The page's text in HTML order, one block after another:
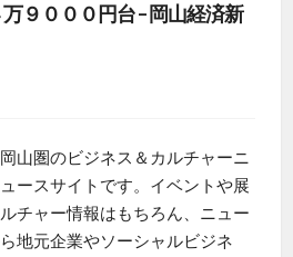
９０００円台 – 岡山経済新
山圏のビジネス＆カルチャーニ
ースサイトです。イベントや展
チャー情報はもちろん、ニュー
地元企業やソーシャルビジネ